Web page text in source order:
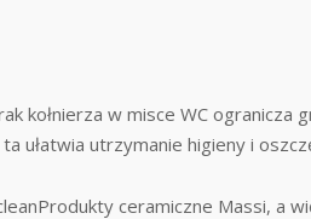
kołnierza w misce WC
ułatwia utrzymanie higieny i
ceramiczne Massi, a